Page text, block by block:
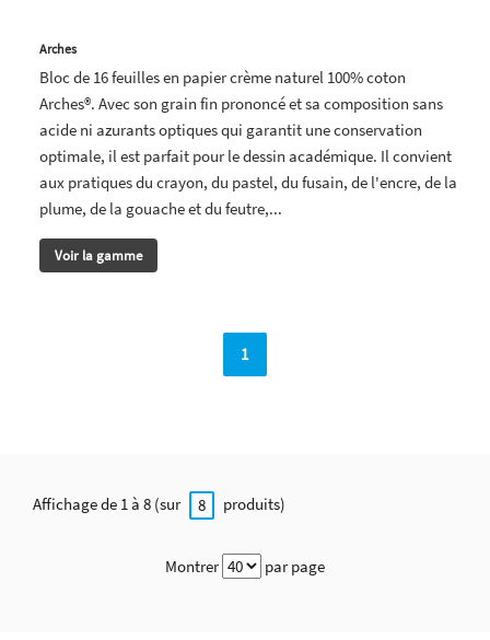
Arches
Bloc de 16 feuilles en papier crème naturel 100% coton
Arches®. Avec son grain fin prononcé et sa composition sans
acide ni azurants optiques qui garantit une conservation
optimale, il est parfait pour le dessin académique. Il convient
aux pratiques du crayon, du pastel, du fusain, de l'encre, de la
plume, de la gouache et du feutre,...
Voir la gamme
1
Affichage de 1 à 8 (sur 8 produits)
Montrer par page